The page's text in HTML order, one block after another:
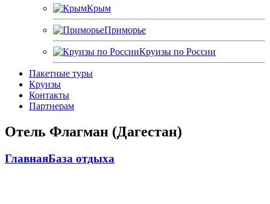
Крым
Приморье
Круизы по России
Пакетные туры
Круизы
Контакты
Партнерам
Отель Флагман (Дагестан)
ГлавнаяБаза отдыха